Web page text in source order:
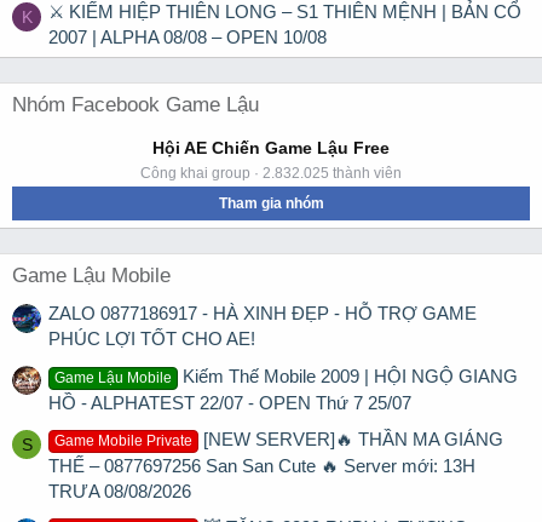
K
⚔ KIẾM HIỆP THIÊN LONG – S1 THIÊN MỆNH | BẢN CỔ
2007 | ALPHA 08/08 – OPEN 10/08
Nhóm Facebook Game Lậu
Hội AE Chiến Game Lậu Free
Công khai group · 2.832.025 thành viên
Tham gia nhóm
Game Lậu Mobile
ZALO 0877186917 - HÀ XINH ĐẸP - HỖ TRỢ GAME
PHÚC LỢI TỐT CHO AE!
Game Lậu Mobile
Kiếm Thế Mobile 2009 | HỘI NGỘ GIANG
HỒ - ALPHATEST 22/07 - OPEN Thứ 7 25/07
S Game Mobile Private
[NEW SERVER]🔥 THẦN MA GIÁNG
THẾ – 0877697256 San San Cute 🔥 Server mới: 13H
TRƯA 08/08/2026